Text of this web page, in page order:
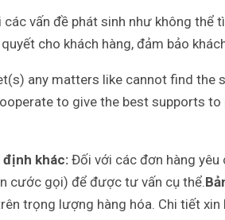
các vấn đề phát sinh như không
cho khách hàng, đảm bảo
any matters like cannot find the
to give the best supports to
định khác:Đối với các đơn hàng yêu
cước gọi) để được tư vấn cụ thể.
trọng lượng hàng hóa. Chi tiết xin